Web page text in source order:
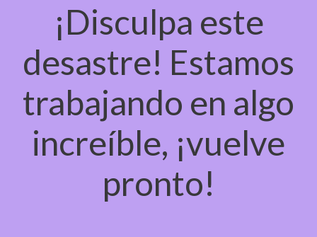
¡Disculpa este
desastre! Estamos
trabajando en algo
increíble, ¡vuelve
pronto!